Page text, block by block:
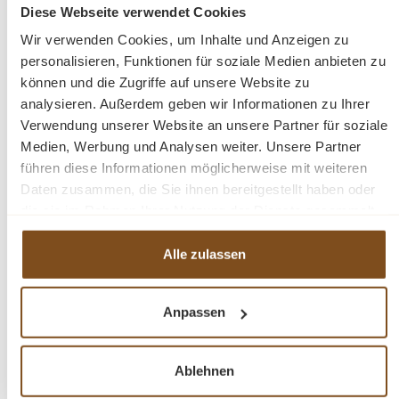
Diese Webseite verwendet Cookies
Wir verwenden Cookies, um Inhalte und Anzeigen zu
personalisieren, Funktionen für soziale Medien anbieten zu
können und die Zugriffe auf unsere Website zu
analysieren. Außerdem geben wir Informationen zu Ihrer
Verwendung unserer Website an unsere Partner für soziale
Medien, Werbung und Analysen weiter. Unsere Partner
führen diese Informationen möglicherweise mit weiteren
Daten zusammen, die Sie ihnen bereitgestellt haben oder
haben.
Alle zulassen
Anpassen
Ablehnen
In den Warenkorb
Rabatt
-33%
Tipp
Mehrzweckschrank